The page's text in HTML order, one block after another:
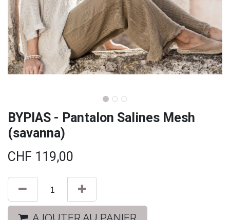
BYPIAS - Pantalon Salines Mesh
(savanna)
CHF 119,00